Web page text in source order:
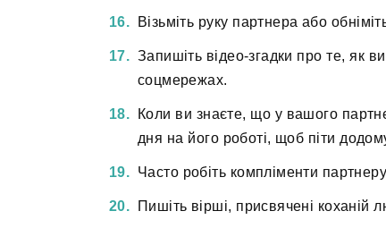
Візьміть руку партнера або
Запишіть відео-згадки про те, як
соцмережах.
Коли ви знаєте, що у вашого
дня на його роботі, щоб піти
Часто робіть компліменти
Пишіть вірші, присвячені коханій